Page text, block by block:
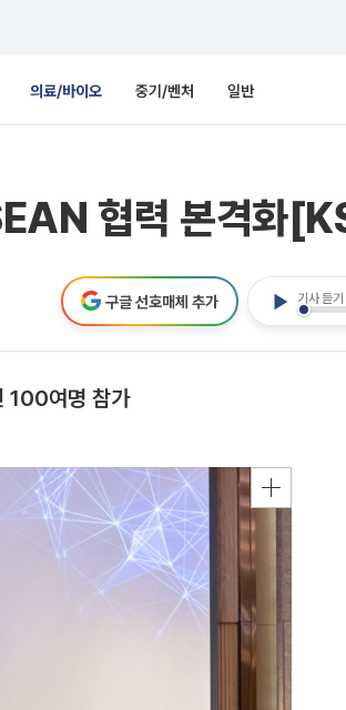
의료/바이오 중기/벤처 일반
협력 본격
기사 듣기
구글 선호매체 추가
100여명 참가